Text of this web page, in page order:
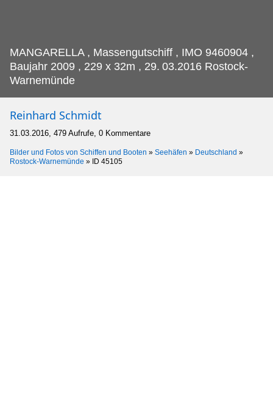
MANGARELLA , Massengutschiff , IMO 9460904 ,
Baujahr 2009 , 229 x 32m , 29. 03.2016 Rostock-
Warnemünde
Reinhard Schmidt
31.03.2016, 479 Aufrufe, 0 Kommentare
Bilder und Fotos von Schiffen und Booten » Seehäfen » Deutschland »
Rostock-Warnemünde » ID 45105